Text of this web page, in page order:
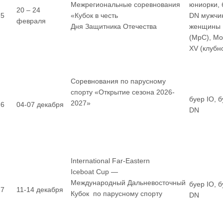
5
20 – 24
февраля
Межрегиональные соревнования
«Кубок в честь
Дня Защитника Отечества
юниорки,
DN
женщины
(МрС),
XV
6 04-07 декабря
Соревнования по парусному
спорту «Открытие сезона 2026-
2027»
буер IO,
DN
7 11-14 декабря
International Far-Eastern
Iceboat Cup —
Международный Дальневосточный
Кубок по парусному спорту
буер IO,
DN